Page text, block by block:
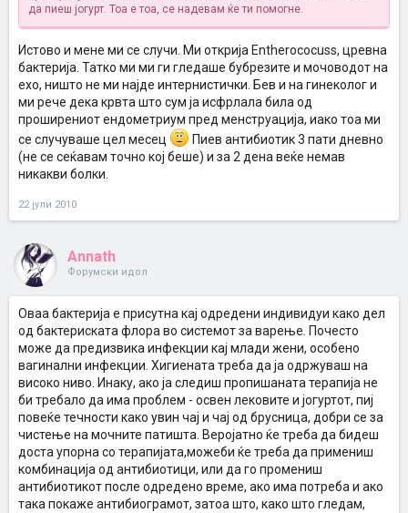
да пиеш јогурт. Тоа е тоа, се надевам ќе ти помогне.
Истово и мене ми се случи. Ми открија Еntherococuss, цревна
бактерија. Татко ми ми ги гледаше бубрезите и мочоводот на
ехо, ништо не ми најде интернистички. Бев и на гинеколог и
ми рече дека крвта што сум ја исфрлала била од
проширениот ендометриум пред менструација, иако тоа ми
се случуваше цел месец
Пиев антибиотик 3 пати дневно
(не се сеќавам точно кој беше) и за 2 дена веќе немав
никакви болки.
22 јули 2010
Annath
Форумски идол
Оваа бактерија е присутна кај одредени индивидуи како дел
од бактериската флора во системот за варење. Почесто
може да предизвика инфекции кај млади жени, особено
вагинални инфекции. Хигиената треба да ја одржуваш на
високо ниво. Инаку, ако ја следиш пропишаната терапија не
би требало да има проблем - освен лековите и јогуртот, пиј
повеќе течности како увин чај и чај од брусница, добри се за
чистење на мочните патишта. Веројатно ќе треба да бидеш
доста упорна со терапијата,можеби ќе треба да примениш
комбинација од антибиотици, или да го промениш
антибиотикот после одредено време, ако има потреба и ако
така покаже антибиограмот, затоа што, како што гледам,